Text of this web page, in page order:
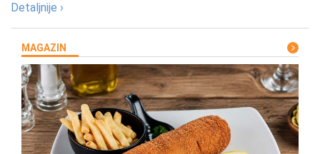
Detaljnije ›
MAGAZIN